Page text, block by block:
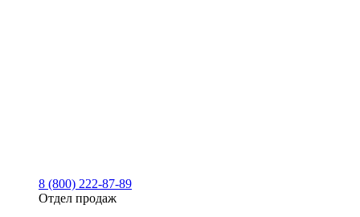
8 (800) 222-87-89
Отдел продаж